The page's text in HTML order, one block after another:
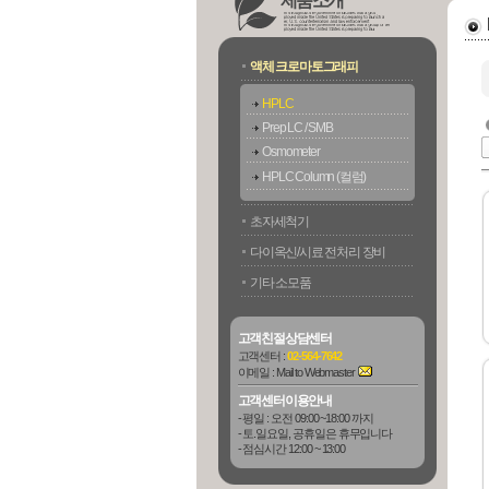
액체 크로마토그래피
HPLC
Prep LC / SMB
Osmometer
HPLC Column (컬럼)
초자세척기
다이옥신/시료 전처리 장비
기타 소모품
고객친절상담센터
고객센터 :02-564-7642
이메일 : Mail to Webmaster
고객센터이용안내
- 평일 : 오전 09:00 ~18:00 까지
- 토.일요일, 공휴일은 휴무입니다
- 점심시간 12:00 ~ 13:00